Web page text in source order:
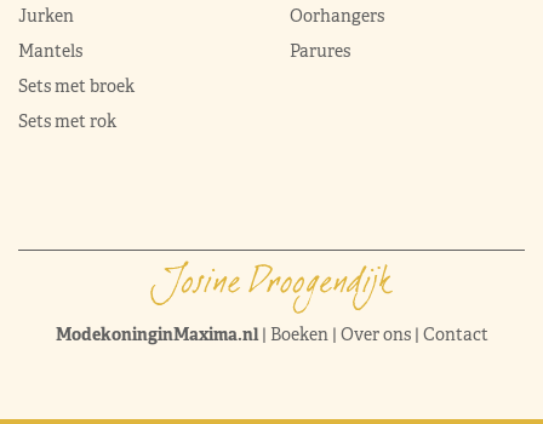
Jurken
Mantels
Sets met broek
Sets met rok
Oorhangers
Parures
ModekoninginMaxima.nl| Boeken| Over ons| Contact